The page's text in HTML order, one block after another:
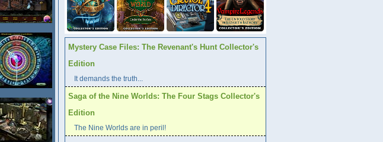
Mystery Case Files: The Revenant's Hunt Collector's
Edition
It demands the truth...
Saga of the Nine Worlds: The Four Stags Collector's
Edition
The Nine Worlds are in peril!